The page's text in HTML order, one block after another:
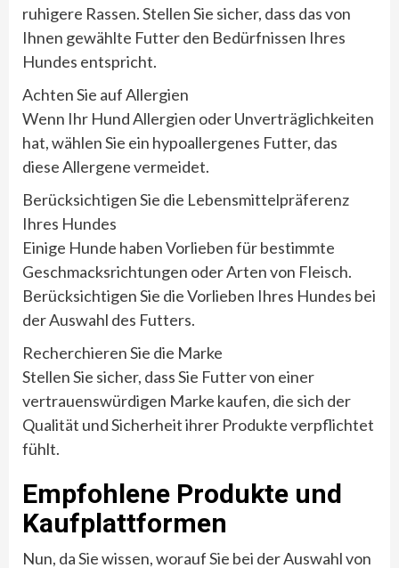
ruhigere Rassen. Stellen Sie sicher, dass das von
Ihnen gewählte Futter den Bedürfnissen Ihres
Hundes entspricht.
Achten Sie auf Allergien
Wenn Ihr Hund Allergien oder Unverträglichkeiten
hat, wählen Sie ein hypoallergenes Futter, das
diese Allergene vermeidet.
Berücksichtigen Sie die Lebensmittelpräferenz
Ihres Hundes
Einige Hunde haben Vorlieben für bestimmte
Geschmacksrichtungen oder Arten von Fleisch.
Berücksichtigen Sie die Vorlieben Ihres Hundes bei
der Auswahl des Futters.
Recherchieren Sie die Marke
Stellen Sie sicher, dass Sie Futter von einer
vertrauenswürdigen Marke kaufen, die sich der
Qualität und Sicherheit ihrer Produkte verpflichtet
fühlt.
Empfohlene Produkte und
Kaufplattformen
Nun, da Sie wissen, worauf Sie bei der Auswahl von